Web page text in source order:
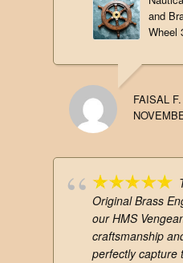
and
Wheel
FAISAL F.
Original Brass
our HMS
craftsmanship
perfectly capture